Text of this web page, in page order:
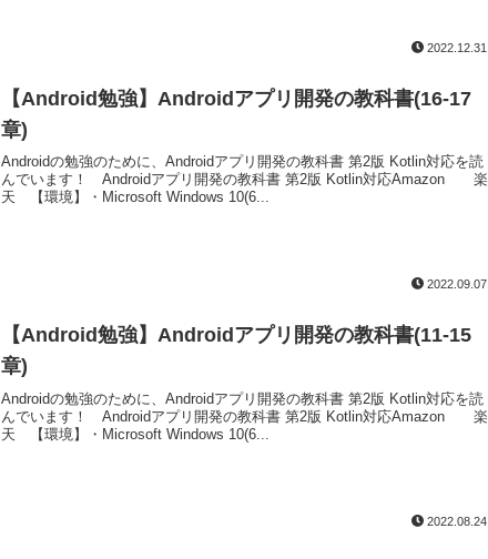
2022.12.31
【Android勉強】Androidアプリ開発の教科書(16-17
章)
Androidの勉強のために、Androidアプリ開発の教科書 第2版 Kotlin対応を読
んでいます！ Androidアプリ開発の教科書 第2版 Kotlin対応Amazon 楽
天 【環境】・Microsoft Windows 10(6...
2022.09.07
【Android勉強】Androidアプリ開発の教科書(11-15
章)
Androidの勉強のために、Androidアプリ開発の教科書 第2版 Kotlin対応を読
んでいます！ Androidアプリ開発の教科書 第2版 Kotlin対応Amazon 楽
天 【環境】・Microsoft Windows 10(6...
2022.08.24